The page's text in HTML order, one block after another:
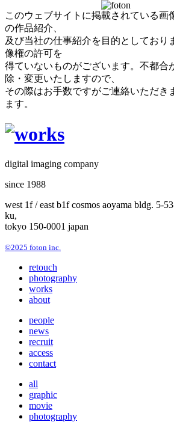
このウェブサイトに掲載されている画
の作品紹介、
及び当社の仕事紹介を目的としており
像権の許可を
得ていないものがございます。不都合
除・変更いたしますので、
その際はお手数ですがご連絡いただき
ます。
digital imaging company
since 1988
west 1f / east b1f cosmos aoyama bldg. 5-
ku,
tokyo 150-0001 japan
©2025 foton inc.
retouch
photography
works
about
people
news
recruit
access
contact
all
graphic
movie
photography